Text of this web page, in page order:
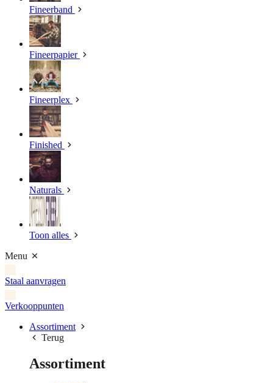
Fineerband
Fineerpapier
Fineerplex
Finished
Naturals
Toon alles
Menu
Staal aanvragen
Verkooppunten
Assortiment
Terug
Assortiment